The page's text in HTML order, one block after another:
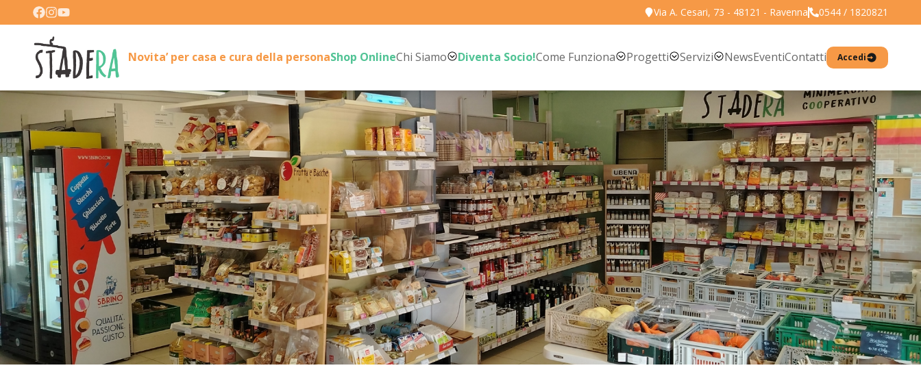
Via A. Cesari, 73 - 48121 - Ravenna 0544 / 1820821
Novita’ per casa e cura della personaShop OnlineChi Siamo Diventa Socio!Come Funziona Progetti Servizi NewsEventiContatti Accedi